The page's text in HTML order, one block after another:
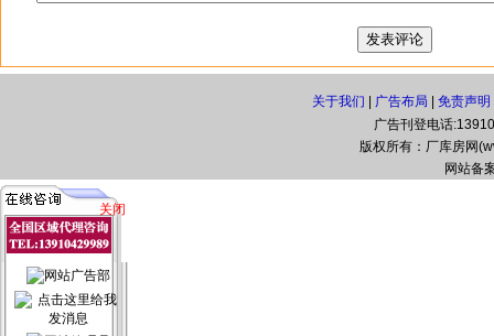
关于我们 广告布局 免责声明
广告刊登电话
版权所有：厂库房网
网站备
关闭